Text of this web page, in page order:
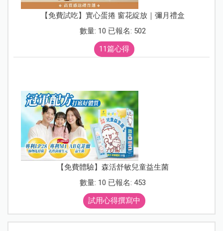
【免費試吃】實心蛋捲 窗花綻放｜彌月禮盒
數量: 10 已報名: 502
11篇心得
【免費體驗】森活舒敏兒童益生菌
數量: 10 已報名: 453
試用心得撰寫中